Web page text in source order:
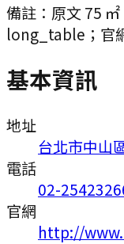
備註： 原文 75
long_table；官
基本資訊
地址
台北市中山
電話
02-
官網
http://